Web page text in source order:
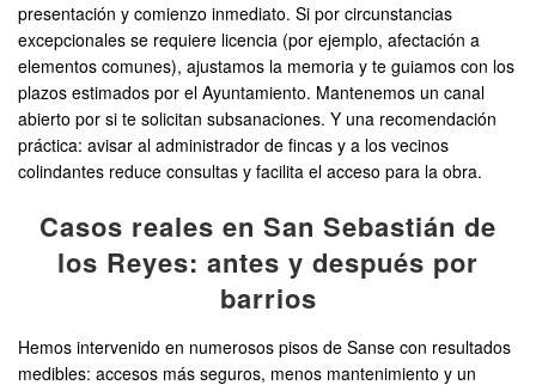
presentación y comienzo inmediato. Si por circunstancias
excepcionales se requiere licencia (por ejemplo, afectación a
elementos comunes), ajustamos la memoria y te guiamos con los
plazos estimados por el Ayuntamiento. Mantenemos un canal
abierto por si te solicitan subsanaciones. Y una recomendación
práctica: avisar al administrador de fincas y a los vecinos
colindantes reduce consultas y facilita el acceso para la obra.
Casos reales en San Sebastián de
los Reyes: antes y después por
barrios
Hemos intervenido en numerosos pisos de Sanse con resultados
medibles: accesos más seguros, menos mantenimiento y un